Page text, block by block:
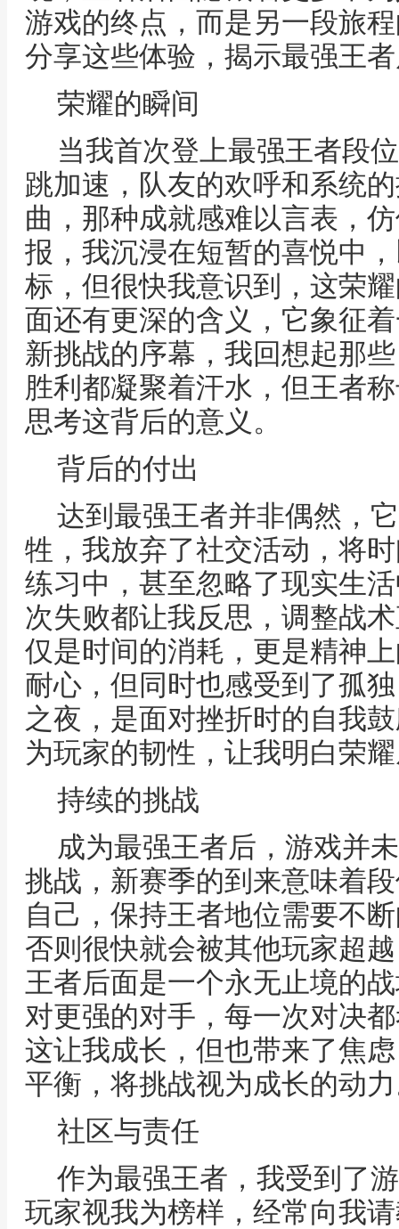
游戏的终点，而是另一段旅
分享这些体验，揭示最强王
荣耀的瞬间
当我首次登上最强王者段
跳加速，队友的欢呼和系统
曲，那种成就感难以言表，
报，我沉浸在短暂的喜悦中
标，但很快我意识到，这荣
面还有更深的含义，它象征
新挑战的序幕，我回想起那
胜利都凝聚着汗水，但王者
思考这背后的意义。
背后的付出
达到最强王者并非偶然，
牲，我放弃了社交活动，将
练习中，甚至忽略了现实生
次失败都让我反思，调整战
仅是时间的消耗，更是精神
耐心，但同时也感受到了孤
之夜，是面对挫折时的自我
为玩家的韧性，让我明白荣
持续的挑战
成为最强王者后，游戏并
挑战，新赛季的到来意味着
自己，保持王者地位需要不
否则很快就会被其他玩家超
王者后面是一个永无止境的
对更强的对手，每一次对决
这让我成长，但也带来了焦
平衡，将挑战视为成长的动
社区与责任
作为最强王者，我受到了
玩家视我为榜样，经常向我